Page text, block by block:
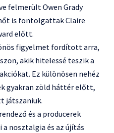
felmerült Owen Grady
is fontolgattak Claire
előtt.
figyelmet fordított arra,
akik hitelessé teszik a
Ez különösen nehéz
gyakran zöld háttér előtt,
játszaniuk.
és a producerek
nosztalgia és az újítás